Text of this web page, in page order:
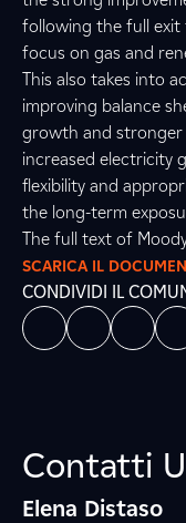
following the full exit
focus on gas and
This also takes into
improving balance
growth and
increased electricity
flexibility and
the long-term
The full text of
SCARICA IL
CONDIVIDI IL
Contatti
Elena Distaso